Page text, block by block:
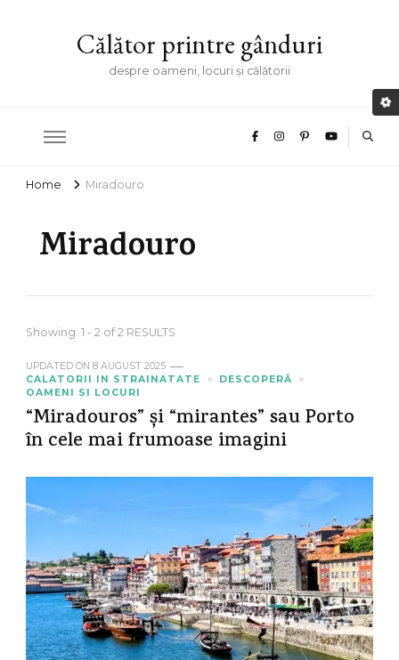
Călător printre gânduri
despre oameni, locuri și călătorii
Home Miradouro
Miradouro
Showing: 1 - 2 of 2 RESULTS
UPDATED ON 8 AUGUST 2025
CALATORII IN STRAINATATE
DESCOPERĂ
OAMENI SI LOCURI
“Miradouros” și “mirantes” sau Porto
în cele mai frumoase imagini